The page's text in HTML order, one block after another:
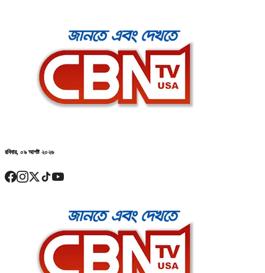
রবিবার, ০৯ আগষ্ট ২০২৬